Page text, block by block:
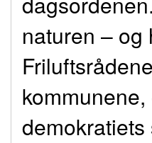
naturen – og
kommunene,
demokratiets